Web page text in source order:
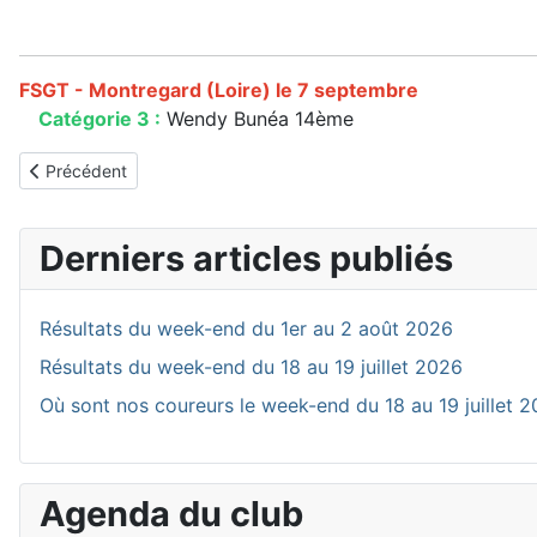
FSGT - Montregard (Loire) le 7 septembre
Catégorie 3 : Wendy Bunéa 14ème
Article précédent : Résultats du week-end du 13 au 15
Précédent
Derniers articles publiés
Résultats du week-end du 1er au 2 août 2026
Résultats du week-end du 18 au 19 juillet 2026
Où sont nos coureurs le week-end du 18 au 19 juillet
Agenda du club